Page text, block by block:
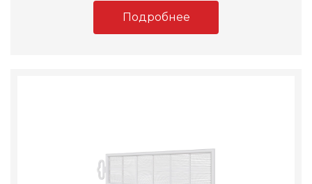
Подробнее